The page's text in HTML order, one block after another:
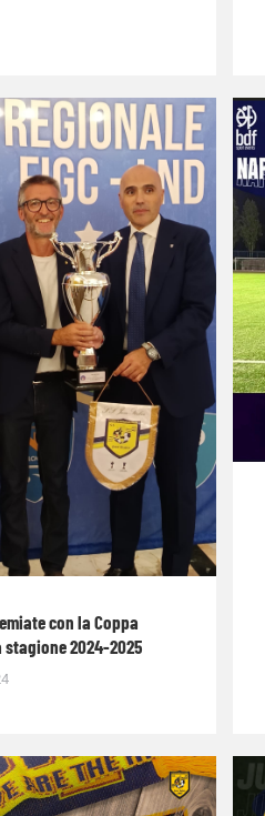
con la Coppa
2024-2025